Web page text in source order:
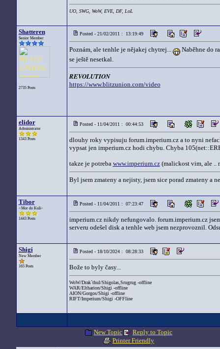
UO, SWG, WoW, EVE, DF, LoL
Shatteren
Senior Member
2735 Posts
Posted - 21/02/2011 : 13:19:49
Poznám, ale tenhle je nějakej chytrej...
Naběhne do
se ještě nesetkal.
REVOLUTION
https://www.blitzunion.com/video
elidor
Administrator
1343 Posts
Posted - 11/04/2011 : 00:44:53
dlouhy roky vypisuju forum.imperium.cz a to nyni
vypsat jen imperium.cz hodi chybu. Chyba
takze je potreba www.imperium.cz(malickost vim, ale ..
Byl jsem zmateny a nejisty, jsem sice porad zmateny a
Tibor
<Mor do Kuli>
1443 Posts
Posted - 11/04/2011 : 07:23:47
imperium.cz nikdy nefungovalo. forum.imperium.cz
serveru odešel disk a tenhle web jsem nezprovoznil.
Shigi
New Member
165 Posts
Posted - 18/10/2024 : 08:28:33
Bože to byly časy...
WoW/Drak´thul/Shigolas,Srugrug -offline
WAR/Eltharion/Shigi -offline
AION/Gorgos/Shigi -offline
RIFT/Imperium/Shigi -OFFline
New Topic
Reply to Topic
Printer Friendly